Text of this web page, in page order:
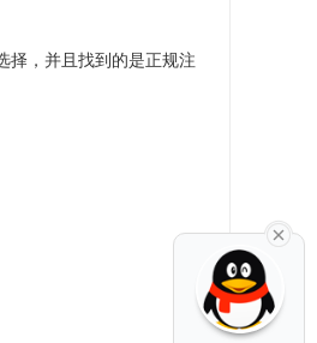
择，并且找到的是正规注